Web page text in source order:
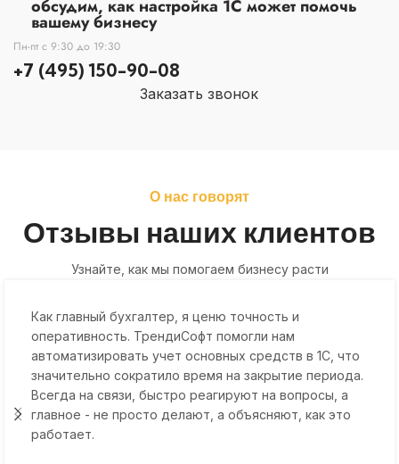
обсудим, как настройка 1С может помочь
вашему бизнесу
Заказать звонок
Пн-пт с 9:30 до 19:30
+7 (495) 150-90-08
О нас говорят
Отзывы наших клиентов
Узнайте, как мы помогаем бизнесу расти
Как главный бухгалтер, я ценю точность и
оперативность. ТрендиСофт помогли нам
автоматизировать учет основных средств в 1С, что
значительно сократило время на закрытие периода.
Всегда на связи, быстро реагируют на вопросы, а
главное - не просто делают, а объясняют, как это
работает.